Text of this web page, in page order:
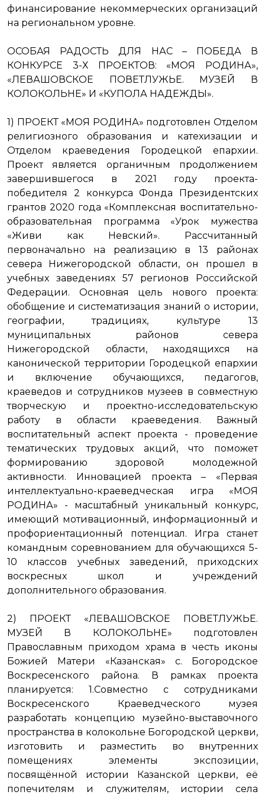
финансирование некоммерческих организаций
на региональном уровне.
ОСОБАЯ РАДОСТЬ ДЛЯ НАС – ПОБЕДА В
КОНКУРСЕ 3-Х ПРОЕКТОВ: «МОЯ РОДИНА»,
«ЛЕВАШОВСКОЕ ПОВЕТЛУЖЬЕ. МУЗЕЙ В
КОЛОКОЛЬНЕ» И «КУПОЛА НАДЕЖДЫ».
1) ПРОЕКТ «МОЯ РОДИНА» подготовлен Отделом
религиозного образования и катехизации и
Отделом краеведения Городецкой епархии.
Проект является органичным продолжением
завершившегося в 2021 году проекта-
победителя 2 конкурса Фонда Президентских
грантов 2020 года «Комплексная воспитательно-
образовательная программа «Урок мужества
«Живи как Невский». Рассчитанный
первоначально на реализацию в 13 районах
севера Нижегородской области, он прошел в
учебных заведениях 57 регионов Российской
Федерации. Основная цель нового проекта:
обобщение и систематизация знаний о истории,
географии, традициях, культуре 13
муниципальных районов севера
Нижегородской области, находящихся на
канонической территории Городецкой епархии
и включение обучающихся, педагогов,
краеведов и сотрудников музеев в совместную
творческую и проектно-исследовательскую
работу в области краеведения. Важный
воспитательный аспект проекта - проведение
тематических трудовых акций, что поможет
формированию здоровой молодежной
активности. Инновацией проекта – «Первая
интеллектуально-краеведческая игра «МОЯ
РОДИНА» - масштабный уникальный конкурс,
имеющий мотивационный, информационный и
профориентационный потенциал. Игра станет
командным соревнованием для обучающихся 5-
10 классов учебных заведений, приходских
воскресных школ и учреждений
дополнительного образования.
2) ПРОЕКТ «ЛЕВАШОВСКОЕ ПОВЕТЛУЖЬЕ.
МУЗЕЙ В КОЛОКОЛЬНЕ» подготовлен
Православным приходом храма в честь иконы
Божией Матери «Казанская» с. Богородское
Воскресенского района. В рамках проекта
планируется: 1.Совместно с сотрудниками
Воскресенского Краеведческого музея
разработать концепцию музейно-выставочного
пространства в колокольне Богородской церкви,
изготовить и разместить во внутренних
помещениях элементы экспозиции,
посвящённой истории Казанской церкви, её
попечителям и служителям, истории села